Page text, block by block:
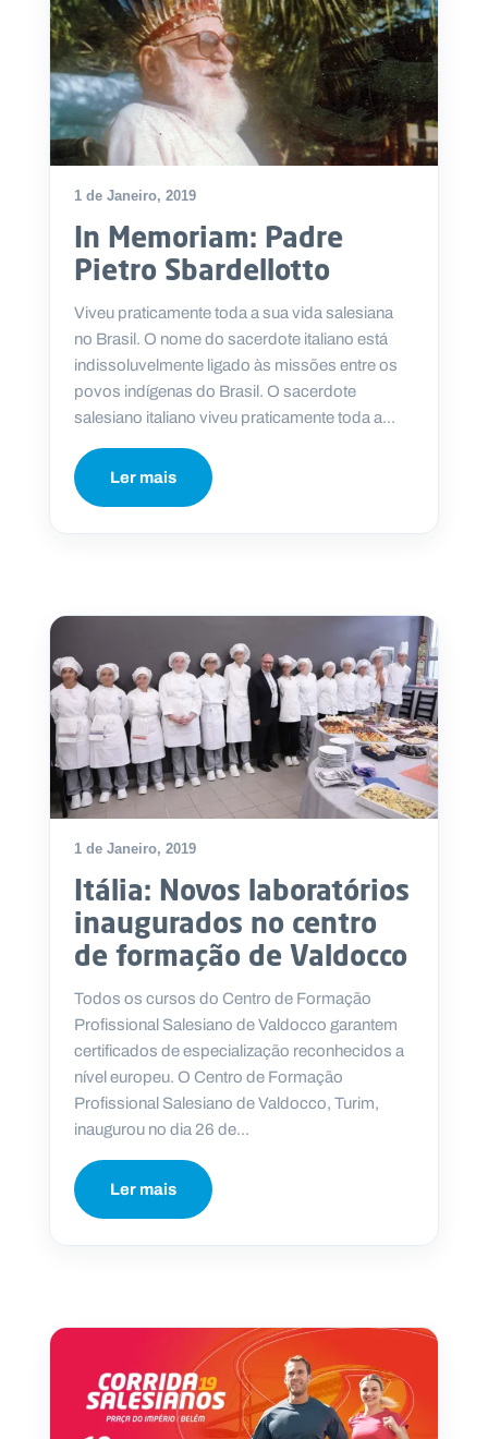
1 de Janeiro, 2019
In Memoriam: Padre
Pietro Sbardellotto
Viveu praticamente toda a sua vida salesiana
no Brasil. O nome do sacerdote italiano está
indissoluvelmente ligado às missões entre os
povos indígenas do Brasil. O sacerdote
salesiano italiano viveu praticamente toda a...
Ler mais
1 de Janeiro, 2019
Itália: Novos laboratórios
inaugurados no centro
de formação de Valdocco
Todos os cursos do Centro de Formação
Profissional Salesiano de Valdocco garantem
certificados de especialização reconhecidos a
nível europeu. O Centro de Formação
Profissional Salesiano de Valdocco, Turim,
inaugurou no dia 26 de...
Ler mais